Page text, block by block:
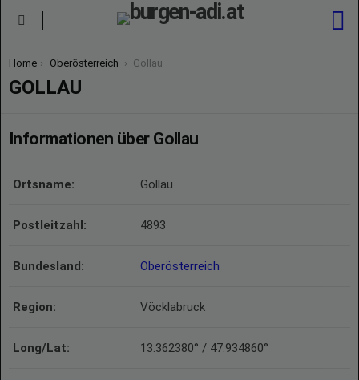
You are here:
Home Oberösterreich Gollau
GOLLAU
Informationen über Gollau
Ortsname: Gollau
Postleitzahl: 4893
Bundesland: Oberösterreich
Region: Vöcklabruck
Long/Lat: 13.362380° / 47.934860°